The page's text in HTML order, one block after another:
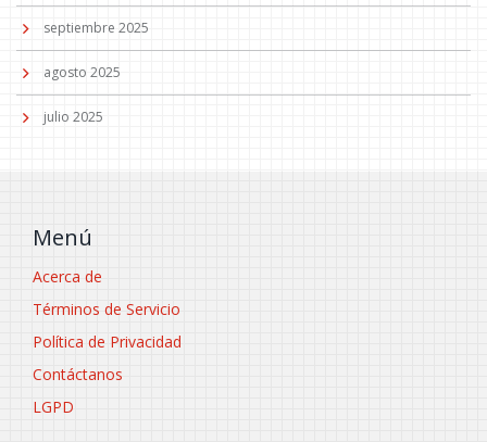
septiembre 2025
agosto 2025
julio 2025
Menú
Acerca de
Términos de Servicio
Política de Privacidad
Contáctanos
LGPD